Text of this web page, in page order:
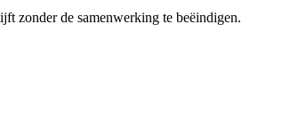
zonder de samenwerking te beëindigen.